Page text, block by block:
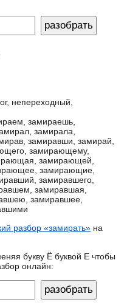
непереходный,
замираешь,
замирала,
замиравши, замирай,
замирающему,
замирающей,
замирающие,
замиравшего,
замиравшая,
замиравшее,
разбор «замирать» на
букву Ё буквой Е чтобы
онлайн: